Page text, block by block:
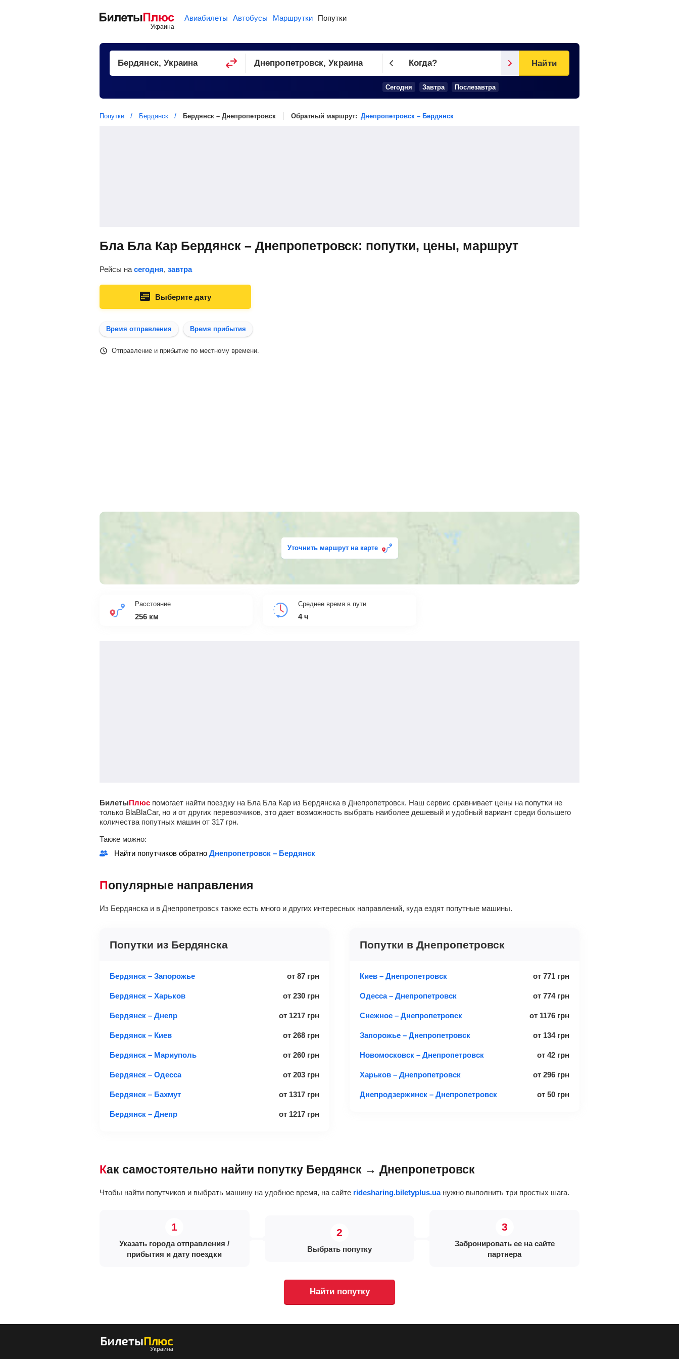
Авиабилеты Автобусы Маршрутки Попутки
Когда?
Сегодня Завтра Послезавтра
Найти
Попутки Бердянск Бердянск – Днепропетровск Обратный маршрут: Днепропетровск – Бердянск
Бла Бла Кар Бердянск – Днепропетровск: попутки, цены, маршрут
Рейсы на сегодня, завтра
Выберите дату
Время отправления Время прибытия
Отправление и прибытие по местному времени.
Уточнить маршрут на карте
Расстояние
256 км
Среднее время в пути
4 ч
БилетыПлюс помогает найти поездку на Бла Бла Кар из Бердянска в Днепропетровск. Наш сервис сравнивает цены на попутки не
только BlaBlaCar, но и от других перевозчиков, это дает возможность выбрать наиболее дешевый и удобный вариант среди большего
количества попутных машин от 317 грн.
Также можно:
Найти попутчиков обратно Днепропетровск – Бердянск
Популярные направления
Из Бердянска и в Днепропетровск также есть много и других интересных направлений, куда ездят попутные машины.
Попутки из Бердянска
Бердянск – Запорожье от 87 грн
Бердянск – Харьков от 230 грн
Бердянск – Днепр от 1217 грн
Бердянск – Киев от 268 грн
Бердянск – Мариуполь от 260 грн
Бердянск – Одесса от 203 грн
Бердянск – Бахмут от 1317 грн
Бердянск – Днепр от 1217 грн
Попутки в Днепропетровск
Киев – Днепропетровск от 771 грн
Одесса – Днепропетровск от 774 грн
Снежное – Днепропетровск от 1176 грн
Запорожье – Днепропетровск от 134 грн
Новомосковск – Днепропетровск от 42 грн
Харьков – Днепропетровск от 296 грн
Днепродзержинск – Днепропетровск от 50 грн
Как самостоятельно найти попутку Бердянск → Днепропетровск
Чтобы найти попутчиков и выбрать машину на удобное время, на сайте ridesharing.biletyplus.uaнужно выполнить три простых шага.
Указать города отправления /
прибытия и дату поездки
Выбрать попутку
Забронировать ее на сайте
партнера
Найти попутку